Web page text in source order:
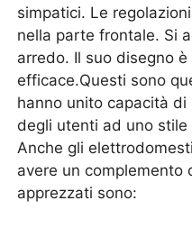
simpatici. Le
nella parte frontale. Si
arredo. Il suo disegno
efficace.Questi sono
hanno unito capacità
degli utenti ad uno
Anche gli
avere un complemento
apprezzati sono: